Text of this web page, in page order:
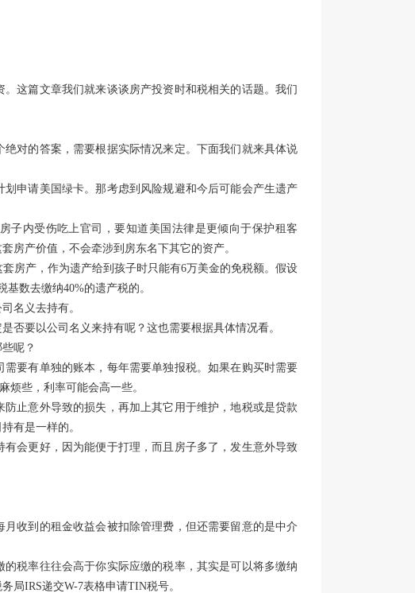
这篇文章我们就来谈谈房产投资时和税相关的话题。我们
对的答案，需要根据实际情况来定。下面我们就来具体说
申请美国绿卡。那考虑到风险规避和今后可能会产生遗产
子内受伤吃上官司，要知道美国法律是更倾向于保护租客
房产价值，不会牵涉到房东名下其它的资产。
房产，作为遗产给到孩子时只能有6万美金的免税额。假设
数去缴纳40%的遗产税的。
名义去持有。
否要以公司名义来持有呢？这也需要根据具体情况看。
呢？
要有单独的账本，每年需要单独报税。如果在购买时需要
烦些，利率可能会高一些。
止意外导致的损失，再加上其它用于维护，地税或是贷款
有是一样的。
会更好，因为能便于打理，而且房子多了，发生意外导致
收到的租金收益会被扣除管理费，但还需要留意的是中介
税率往往会高于你实际应缴的税率，其实是可以将多缴纳
局IRS递交W-7表格申请TIN税号。